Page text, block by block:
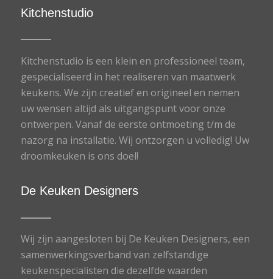
Kitchenstudio
Kitchenstudio is een klein en professioneel team,
gespecialiseerd in het realiseren van maatwerk
keukens. We zijn creatief en origineel en nemen
uw wensen altijd als uitgangspunt voor onze
ontwerpen. Vanaf de eerste ontmoeting t/m de
nazorg na installatie. Wij ontzorgen u volledig! Uw
droomkeuken is ons doel!
De Keuken Designers
Wij zijn aangesloten bij De Keuken Designers, een
samenwerkingsverband van zelfstandige
keukenspecialisten die dezelfde waarden